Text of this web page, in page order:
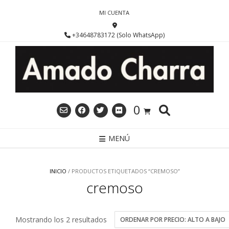
MI CUENTA
+34648783172 (Solo WhatsApp)
0
MENÚ
INICIO / PRODUCTOS ETIQUETADOS “CREMOSO”
cremoso
Mostrando los 2 resultados Ordenado